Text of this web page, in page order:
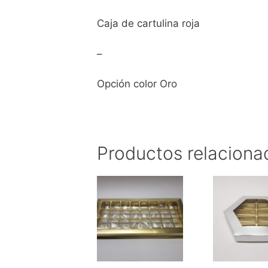
Caja de cartulina roja
–
Opción color Oro
Productos